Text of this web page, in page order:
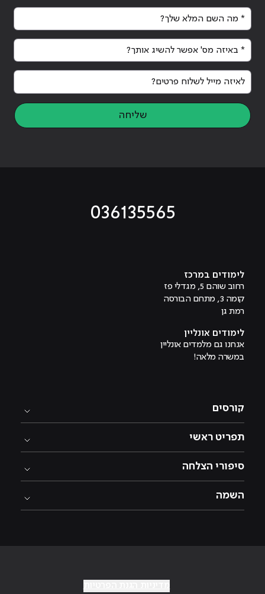
* מה השם המלא שלך?
* באיזה מס' אפשר להשיג אותך?
לאיזה מייל לשלוח פרטים?
שליחה
036135565
לימודים במרכז
רחוב שוהם 5, מגדלי פז
קומה 3, מתחם הבורסה
רמת גן
לימודים אונליין
אנחנו גם מלמדים אונליין
במשרה מלאה!
קורסים
תפריט ראשי
סיפורי הצלחה
השמה